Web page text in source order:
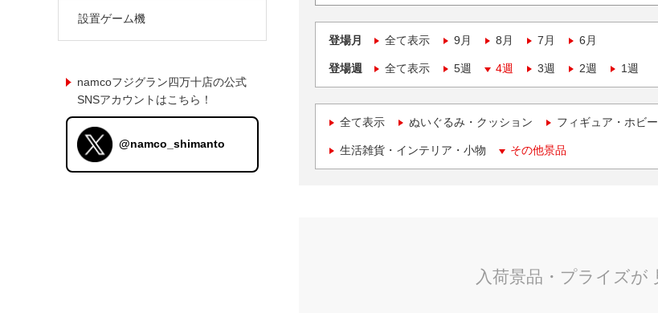
登場月 全て表示 9月 8月 7月 6月
登場週 全て表示 5週 4週 3週 2週 1週
全て表示 ぬいぐるみ・クッション フィギュア・ホビー
生活雑貨・インテリア・小物 その他景品
設置ゲーム機
namcoフジグラン四万十店の公式
SNSアカウントはこちら！
@namco_shimanto